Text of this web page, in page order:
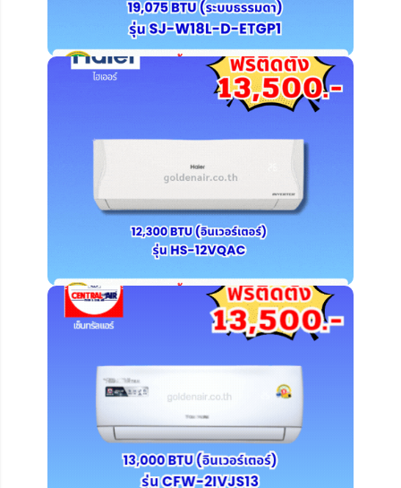
คลิ๊ก ดูรายละเอียดเพิ่มเติม
คลิ๊ก ดูรายละเอียดเพิ่มเติม